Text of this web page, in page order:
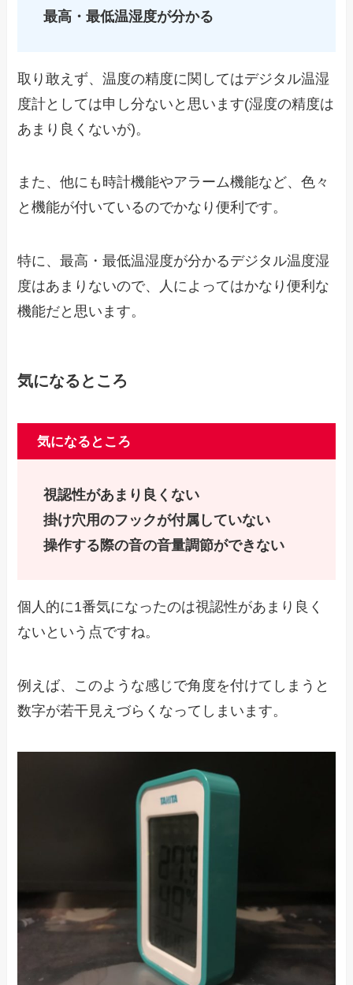
最高・最低温湿度が分かる
取り敢えず、温度の精度に関してはデジタル温湿
度計としては申し分ないと思います(湿度の精度は
あまり良くないが)。
また、他にも時計機能やアラーム機能など、色々
と機能が付いているのでかなり便利です。
特に、最高・最低温湿度が分かるデジタル温度湿
度はあまりないので、人によってはかなり便利な
機能だと思います。
気になるところ
気になるところ
視認性があまり良くない
掛け穴用のフックが付属していない
操作する際の音の音量調節ができない
個人的に1番気になったのは視認性があまり良く
ないという点ですね。
例えば、このような感じで角度を付けてしまうと
数字が若干見えづらくなってしまいます。